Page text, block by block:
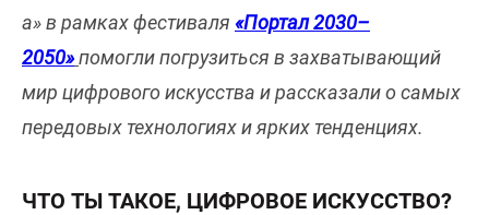
а» в рамках фестиваля «Портал 2030–
2050»помогли погрузиться в захватывающий
мир цифрового искусства и рассказали о самых
передовых технологиях и ярких тенденциях.
ЧТО ТЫ ТАКОЕ, ЦИФРОВОЕ ИСКУССТВО?